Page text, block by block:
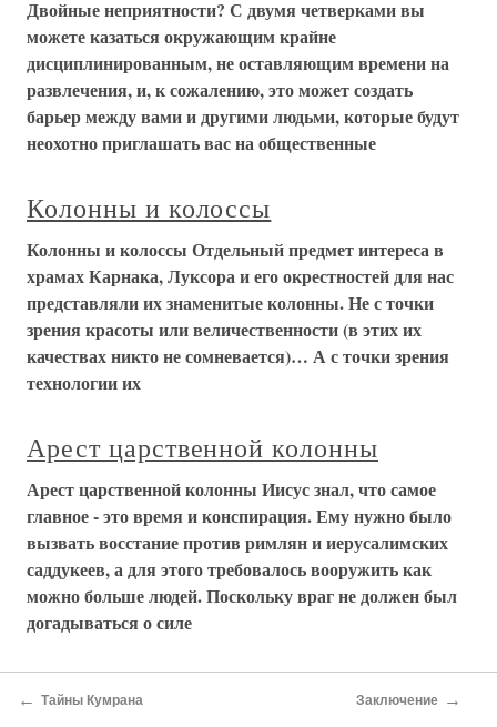
Двойные неприятности? С двумя четверками вы
можете казаться окружающим крайне
дисциплинированным, не оставляющим времени на
развлечения, и, к сожалению, это может создать
барьер между вами и другими людьми, которые будут
неохотно приглашать вас на общественные
Колонны и колоссы
Колонны и колоссы Отдельный предмет интереса в
храмах Карнака, Луксора и его окрестностей для нас
представляли их знаменитые колонны. Не с точки
зрения красоты или величественности (в этих их
качествах никто не сомневается)… А с точки зрения
технологии их
Арест царственной колонны
Арест царственной колонны Иисус знал, что самое
главное - это время и конспирация. Ему нужно было
вызвать восстание против римлян и иерусалимских
саддукеев, а для этого требовалось вооружить как
можно больше людей. Поскольку враг не должен был
догадываться о силе
← Тайны Кумрана Заключение →